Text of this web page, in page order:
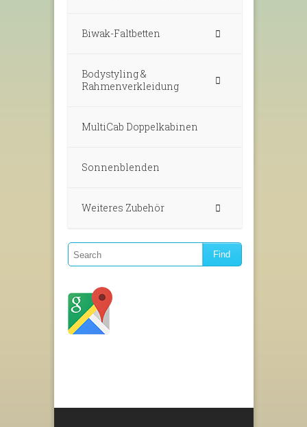
Biwak-Faltbetten
Bodystyling &
Rahmenverkleidung
MultiCab Doppelkabinen
Sonnenblenden
Weiteres Zubehör